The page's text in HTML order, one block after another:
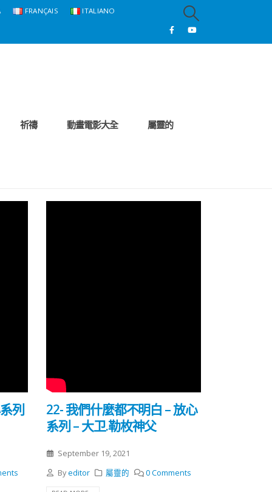
FRANÇAIS ITALIANO
祈禱 動畫電影大全 屬靈的
列
22- 我們什麼都不明白 – 放心
系列 – 大卫.勒枚神父
September 19, 2021
Byeditor 屬靈的 0 Comments